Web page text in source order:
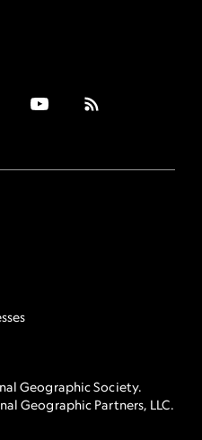
Geographic Society.
Geographic Partners, LLC.